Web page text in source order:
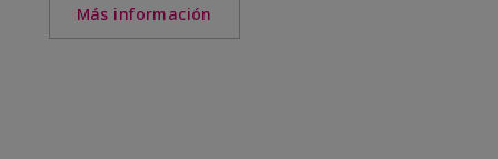
Más información